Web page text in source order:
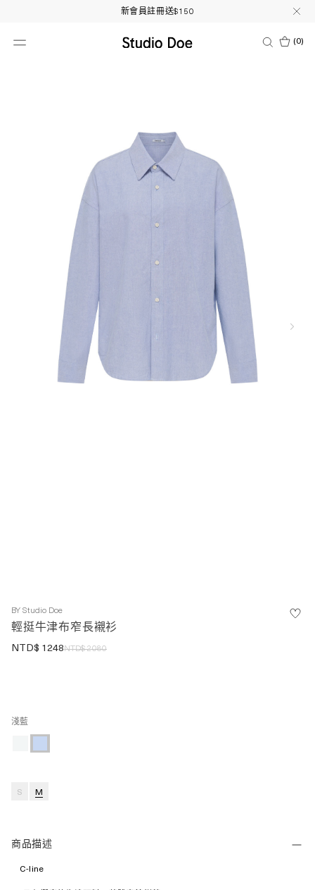
新會員註冊送$150
(0)
BY Studio Doe
輕挺牛津布窄長襯衫
NTD$ 1248NTD$2080
淺藍
S M
商品描述
C-line